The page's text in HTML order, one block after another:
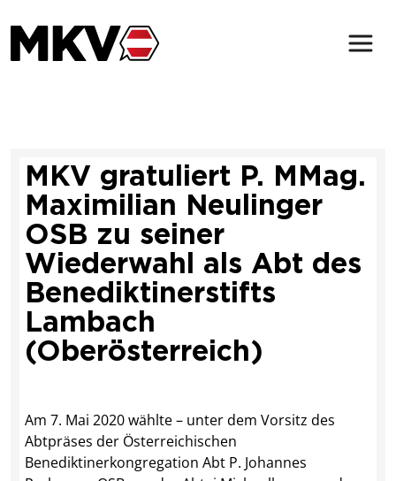
Magazin
Service & Kontakt
(öffnet in neuem Tab)
MKV gratuliert P. MMag.
Maximilian Neulinger
OSB zu seiner
Wiederwahl als Abt des
Benediktinerstifts
Lambach
(Oberösterreich)
Am 7. Mai 2020 wählte – unter dem Vorsitz des
Abtpräses der Österreichischen
Benediktinerkongregation Abt P. Johannes